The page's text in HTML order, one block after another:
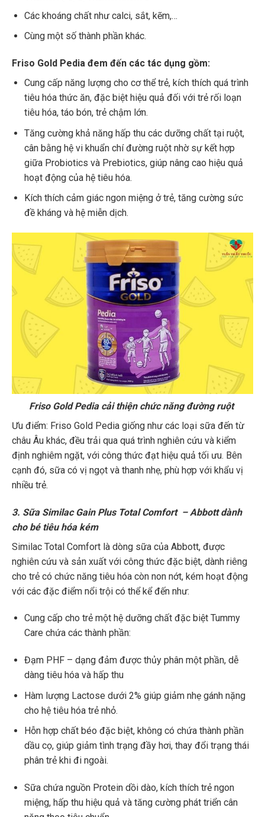
Các khoáng chất như calci, sắt, kẽm,…
Cùng một số thành phần khác.
Friso Gold Pedia đem đến các tác dụng gồm:
Cung cấp năng lượng cho cơ thể trẻ, kích thích quá trình
tiêu hóa thức ăn, đặc biệt hiệu quả đối với trẻ rối loạn
tiêu hóa, táo bón, trẻ chậm lớn.
Tăng cường khả năng hấp thu các dưỡng chất tại ruột,
cân bằng hệ vi khuẩn chí đường ruột nhờ sự kết hợp
giữa Probiotics và Prebiotics, giúp nâng cao hiệu quả
hoạt động của hệ tiêu hóa.
Kích thích cảm giác ngon miệng ở trẻ, tăng cường sức
đề kháng và hệ miễn dịch.
Friso Gold Pedia cải thiện chức năng đường ruột
Ưu điểm: Friso Gold Pedia giống như các loại sữa đến từ
châu Âu khác, đều trải qua quá trình nghiên cứu và kiểm
định nghiêm ngặt, với công thức đạt hiệu quả tối ưu. Bên
cạnh đó, sữa có vị ngọt và thanh nhẹ, phù hợp với khẩu vị
nhiều trẻ.
3. Sữa Similac Gain Plus Total Comfort – Abbott dành
cho bé tiêu hóa kém
Similac Total Comfort là dòng sữa của Abbott, được
nghiên cứu và sản xuất với công thức đặc biệt, dành riêng
cho trẻ có chức năng tiêu hóa còn non nớt, kém hoạt động
với các đặc điểm nổi trội có thể kể đến như:
Cung cấp cho trẻ một hệ dưỡng chất đặc biệt Tummy
Care chứa các thành phần:
Đạm PHF – dạng đảm được thủy phân một phần, dễ
dàng tiêu hóa và hấp thu
Hàm lượng Lactose dưới 2% giúp giảm nhẹ gánh nặng
cho hệ tiêu hóa trẻ nhỏ.
Hỗn hợp chất béo đặc biệt, không có chứa thành phần
dầu cọ, giúp giảm tình trạng đầy hơi, thay đổi trạng thái
phân trẻ khi đi ngoài.
Sữa chứa nguồn Protein dồi dào, kích thích trẻ ngon
miệng, hấp thu hiệu quả và tăng cường phát triển cân